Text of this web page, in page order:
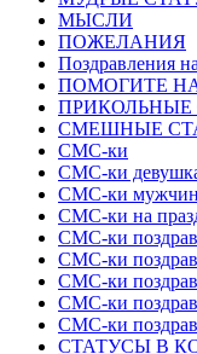
МЫСЛИ
ПОЖЕЛАНИЯ
Поздравления
ПОМОГИТЕ
ПРИКОЛЬНЫЕ
СМЕШНЫЕ
СМС-ки
СМС-ки
СМС-ки
СМС-ки на
СМС-ки
СМС-ки
СМС-ки
СМС-ки
СМС-ки
СТАТУСЫ В